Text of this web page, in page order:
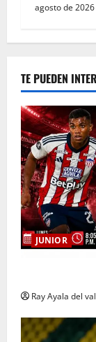
agosto de 2026
TE PUEDEN
JUNIOR
Ray Ayala del